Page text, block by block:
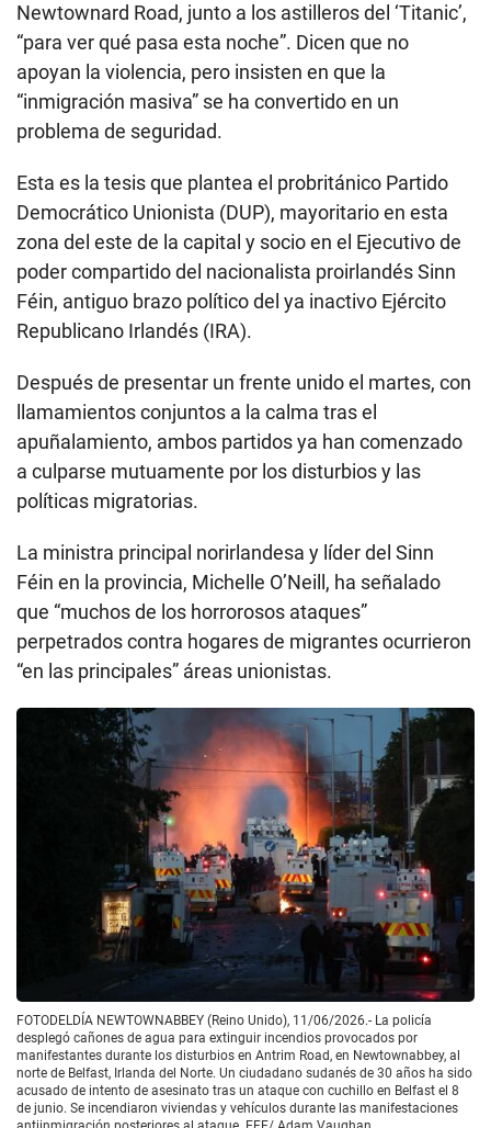
Newtownard Road, junto a los astilleros del ‘Titanic’,
“para ver qué pasa esta noche”. Dicen que no
apoyan la violencia, pero insisten en que la
“inmigración masiva” se ha convertido en un
problema de seguridad.
Esta es la tesis que plantea el probritánico Partido
Democrático Unionista (DUP), mayoritario en esta
zona del este de la capital y socio en el Ejecutivo de
poder compartido del nacionalista proirlandés Sinn
Féin, antiguo brazo político del ya inactivo Ejército
Republicano Irlandés (IRA).
Después de presentar un frente unido el martes, con
llamamientos conjuntos a la calma tras el
apuñalamiento, ambos partidos ya han comenzado
a culparse mutuamente por los disturbios y las
políticas migratorias.
La ministra principal norirlandesa y líder del Sinn
Féin en la provincia, Michelle O’Neill, ha señalado
que “muchos de los horrorosos ataques”
perpetrados contra hogares de migrantes ocurrieron
“en las principales” áreas unionistas.
FOTODELDÍA NEWTOWNABBEY (Reino Unido), 11/06/2026.- La policía
desplegó cañones de agua para extinguir incendios provocados por
manifestantes durante los disturbios en Antrim Road, en Newtownabbey, al
norte de Belfast, Irlanda del Norte. Un ciudadano sudanés de 30 años ha sido
acusado de intento de asesinato tras un ataque con cuchillo en Belfast el 8
de junio. Se incendiaron viviendas y vehículos durante las manifestaciones